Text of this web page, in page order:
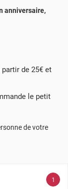
anniversaire,
de 25€ et
le petit
de votre
1